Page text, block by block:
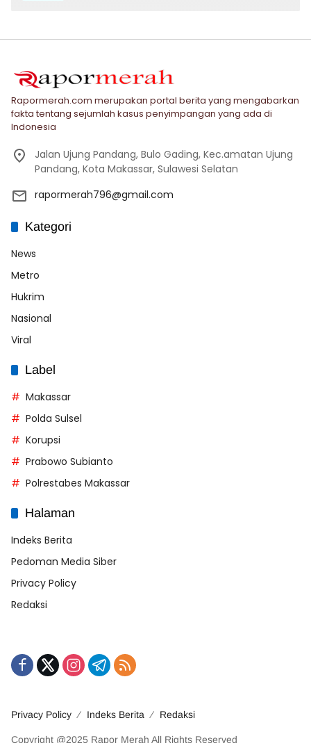
Rapormerah.com merupakan portal berita yang mengabarkan
fakta tentang sejumlah kasus penyimpangan yang ada di
Indonesia
Jalan Ujung Pandang, Bulo Gading, Kec.amatan Ujung
Pandang, Kota Makassar, Sulawesi Selatan
rapormerah796@gmail.com
Kategori
News
Metro
Hukrim
Nasional
Viral
Label
Makassar
Polda Sulsel
Korupsi
Prabowo Subianto
Polrestabes Makassar
Halaman
Indeks Berita
Pedoman Media Siber
Privacy Policy
Redaksi
Privacy Policy Indeks Berita Redaksi
Copyright @2025 Rapor Merah All Rights Reserved